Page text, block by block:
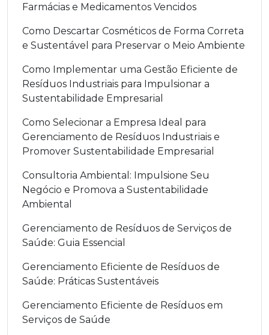
Farmácias e Medicamentos Vencidos
Como Descartar Cosméticos de Forma Correta
e Sustentável para Preservar o Meio Ambiente
Como Implementar uma Gestão Eficiente de
Resíduos Industriais para Impulsionar a
Sustentabilidade Empresarial
Como Selecionar a Empresa Ideal para
Gerenciamento de Resíduos Industriais e
Promover Sustentabilidade Empresarial
Consultoria Ambiental: Impulsione Seu
Negócio e Promova a Sustentabilidade
Ambiental
Gerenciamento de Resíduos de Serviços de
Saúde: Guia Essencial
Gerenciamento Eficiente de Resíduos de
Saúde: Práticas Sustentáveis
Gerenciamento Eficiente de Resíduos em
Serviços de Saúde